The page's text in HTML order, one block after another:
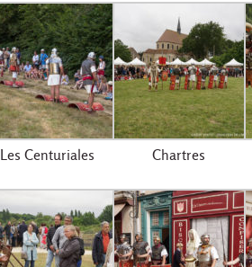
Les Centuriales Chartres